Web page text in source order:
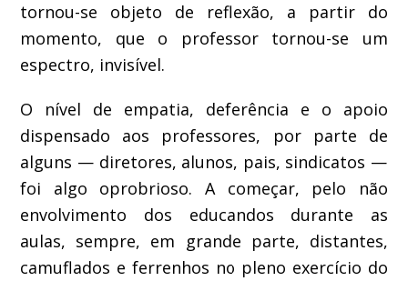
tornou-se objeto de reflexão, a
partir do
momento, que o professor tornou-se um
espectro, invisível.
O nível de empatia, deferência e o apoio
dispensado aos professores, por parte de
alguns — diretores, alunos, pais, sindicatos —
foi algo oprobrioso. A começar, pelo
não
envolvimento dos educandos durante as
aulas, sempre, em grande parte, distantes,
camuflados e ferrenhos no pleno exercício do